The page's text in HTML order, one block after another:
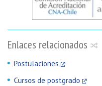
Enlaces relacionados
Postulaciones
Cursos de postgrado